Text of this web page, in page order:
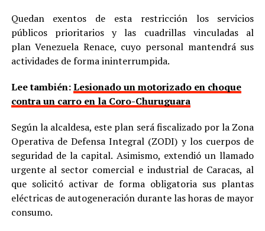
Quedan exentos de esta restricción los servicios
públicos prioritarios y las cuadrillas vinculadas al
plan Venezuela Renace, cuyo personal mantendrá sus
actividades de forma ininterrumpida.
Lee también:Lesionado un motorizado en choque
contra un carro en la Coro-Churuguara
Según la alcaldesa, este plan será fiscalizado por la Zona
Operativa de Defensa Integral (ZODI) y los cuerpos de
seguridad de la capital. Asimismo, extendió un llamado
urgente al sector comercial e industrial de Caracas, al
que solicitó activar de forma obligatoria sus plantas
eléctricas de autogeneración durante las horas de mayor
consumo.